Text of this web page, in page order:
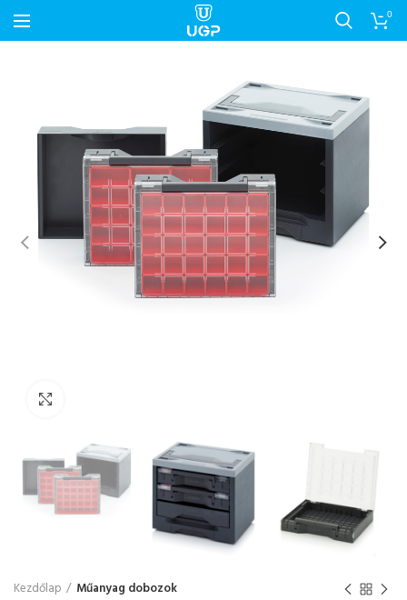
0
Kezdőlap Műanyag dobozok